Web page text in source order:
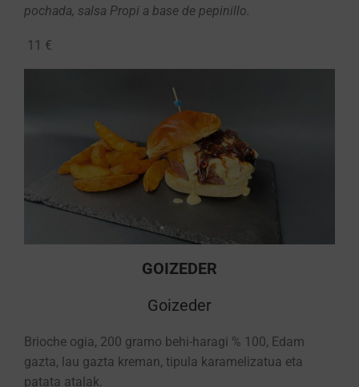
pochada, salsa Propi a base de pepinillo.
11 €
GOIZEDER
Goizeder
Brioche ogia, 200 gramo behi-haragi % 100, Edam
gazta, lau gazta kreman, tipula karamelizatua eta
patata atalak.